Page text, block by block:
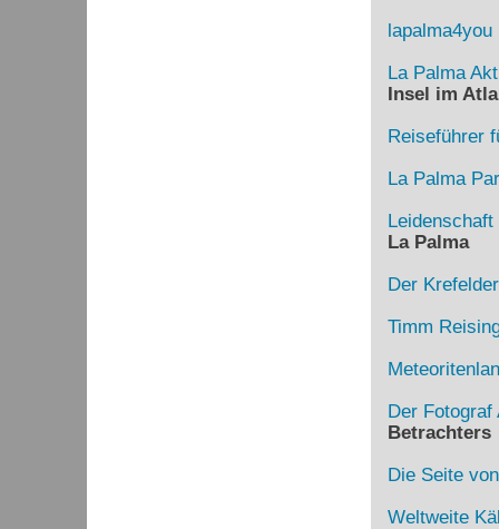
lapalma4you
La Palma
Insel im
Reiseführer
La Palma
La Palma
Der
Timm
Der Fotograf
Betrachters
Die Seite
Weltweite